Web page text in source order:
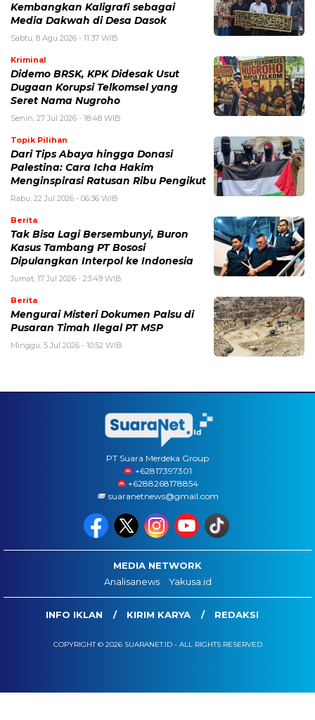
Kembangkan Kaligrafi sebagai
Media Dakwah di Desa Dasok
Sabtu, 8 Agu 2026 - 11:37 WIB
Kriminal
Didemo BRSK, KPK Didesak Usut
Dugaan Korupsi Telkomsel yang
Seret Nama Nugroho
Senin, 27 Jul 2026 - 18:48 WIB
Topik Pilihan
Dari Tips Abaya hingga Donasi
Palestina: Cara Icha Hakim
Menginspirasi Ratusan Ribu Pengikut
Rabu, 22 Jul 2026 - 06:36 WIB
Berita
Tak Bisa Lagi Bersembunyi, Buron
Kasus Tambang PT Bososi
Dipulangkan Interpol ke Indonesia
Jumat, 17 Jul 2026 - 23:49 WIB
Berita
Mengurai Misteri Dokumen Palsu di
Pusaran Timah Ilegal PT MSP
Minggu, 5 Jul 2026 - 10:52 WIB
PT Suara Merdeka Group
‪+62817397301
+6288268178854
suaranetnews@gmail.com
MEDIA NETWORK
Analisanews
Yakusa.id
INFO IKLAN KIRIM KARYA REDAKSI
COPYRIGHT © 2026 SUARANET.ID - ALL RIGHTS RESERVED